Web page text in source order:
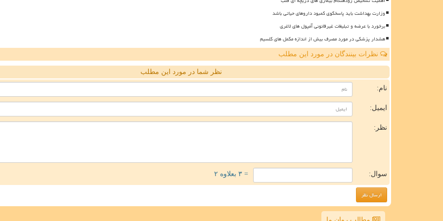
وزارت بهداشت باید پاسخگوی کمبود داروهای حیاتی باشد
برخورد با عرضه و تبلیغات غیرقانونی آمپول های لاغری
هشدار پزشکی در مورد مصرف بیش از اندازه مکمل های کلسیم
نظرات بینندگان در مورد این مطلب
نظر شما در مورد این مطلب
نام:
ایمیل:
نظر:
سوال: = ۳ بعلاوه ۲